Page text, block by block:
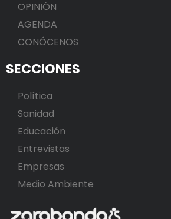
OPINIÓN
AGENDA
CONÓCENOS
SECCIONES
Política
Sanidad
Educación
Entrevistas
Empresas
Medio Ambiente